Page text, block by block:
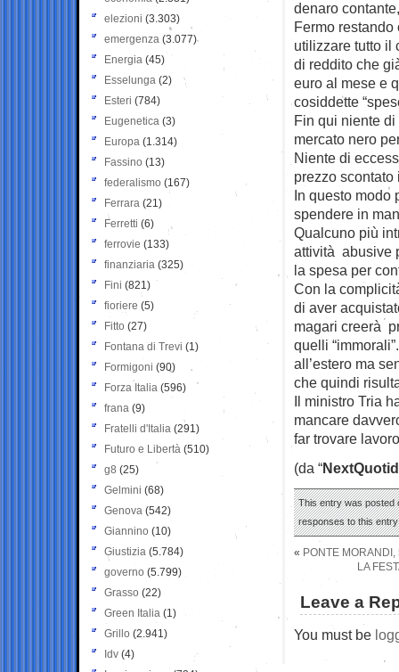
denaro
Fermo
utilizzare tutto il
di reddito che
euro al mese e
cosiddette
Fin qui niente
mercato nero
Niente di
prezzo
In questo modo
spendere in
Qualcuno più
attività abusive
la spesa per
Con la
di aver
magari creerà
quelli
all’estero ma
che quindi
Il ministro Tria
mancare
far trovare
(da “
This entry was posted
responses to this
« PONTE
LA
Leave a
You must be
elezioni (3.303)
emergenza (3.077)
Energia (45)
Esselunga (2)
Esteri (784)
Eugenetica (3)
Europa (1.314)
Fassino (13)
federalismo (167)
Ferrara (21)
Ferretti (6)
ferrovie (133)
finanziaria (325)
Fini (821)
fioriere (5)
Fitto (27)
Fontana di Trevi (1)
Formigoni (90)
Forza Italia (596)
frana (9)
Fratelli d'Italia (291)
Futuro e Libertà (510)
g8 (25)
Gelmini (68)
Genova (542)
Giannino (10)
Giustizia (5.784)
governo (5.799)
Grasso (22)
Green Italia (1)
Grillo (2.941)
Idv (4)